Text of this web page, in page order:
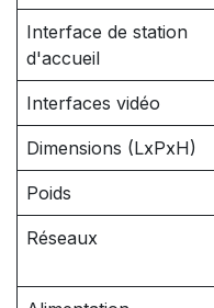
Interface de station
d'accueil
Interfaces vidéo
Dimensions (LxPxH)
Poids
Réseaux